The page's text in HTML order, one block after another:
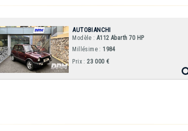
AUTOBIANCHI
Modèle : A112 Abarth 70 HP
Millésime : 1984
Prix :23 000 €